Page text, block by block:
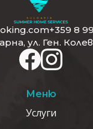
+359 8
ул. Ген.
Меню
Услуги